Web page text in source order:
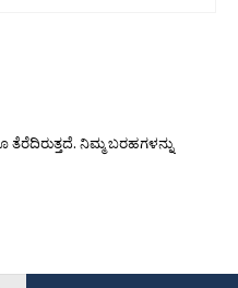
ನಿಮ್ಮ ಬರಹಗಳನ್ನು